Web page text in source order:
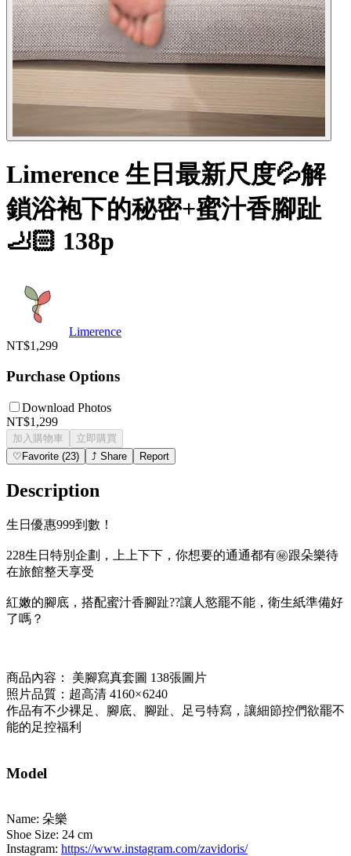
Limerence 生日最新尺度💦解
鎖浴袍下的秘密+蜜汁香腳趾
🦶🏻 138p
Limerence
NT$1,299
Purchase Options
Download Photos
NT$1,299
加入購物車
立即購買
♡ Favorite (23) ⤴ Share Report
Description
生日優惠999到數！
228生日特別企劃，上上下下，你想要的通通都有㊙️跟朵樂待
在旅館整天享受
紅嫩的腳底，搭配蜜汁香腳趾??讓人慾罷不能，衛生紙準備好
了嗎？
商品內容： 美腳寫真套圖 138張圖片
照片品質：超高清 4160× 6240
作品有不少裸足、腳底、腳趾、足弓特寫，讓細節控們欲罷不
能的足控福利
Model
Name: 朵樂
Shoe Size: 24 cm
Instagram: https://www.instagram.com/zavidoris/